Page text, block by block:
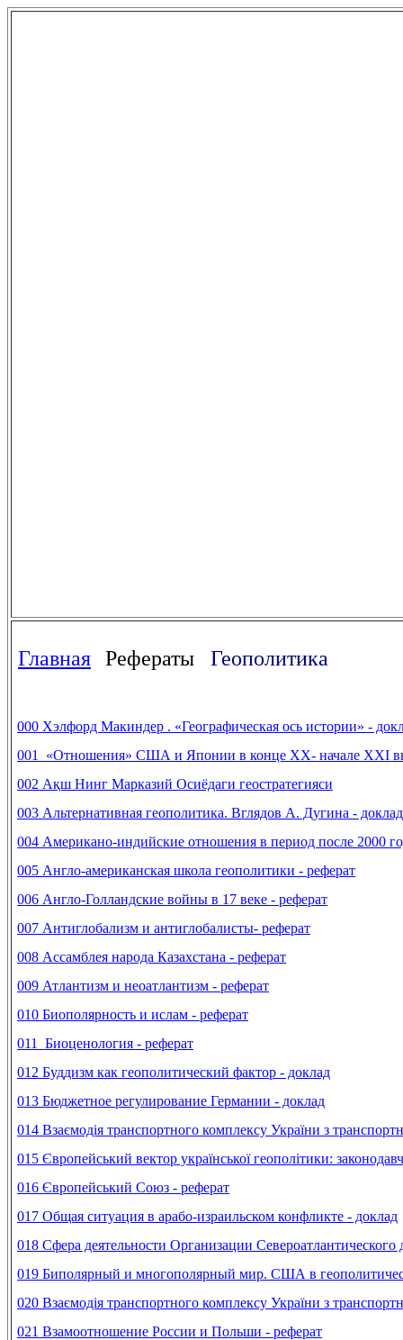
Главная Рефераты Геополитика
000 Хэлфорд Макиндер . «Географическая ось истории» -
001 «Отношения» США и Японии в конце XX- начале XXI
002 Ақш Нинг Марказий Осиёдаги геостратегияси
003 Альтернативная геополитика. Вглядов А. Дугина - доклад
004 Американо-индийские отношения в период после 2000
005 Англо-американская школа геополитики - реферат
006 Англо-Голландские войны в 17 веке - реферат
007 Антиглобализм и антиглобалисты- реферат
008 Ассамблея народа Казахстана - реферат
009 Атлантизм и неоатлантизм - реферат
010 Биополярность и ислам - реферат
011 Биоценология - реферат
012 Буддизм как геополитический фактор - доклад
013 Бюджетное регулирование Германии - доклад
014 Взаємодія транспортного комплексу України з
015 Європейський вектор української геополітики:
016 Європейський Союз - реферат
017 Общая ситуация в арабо-израильском конфликте - доклад
018 Сфера деятельности Организации
019 Биполярный и многополярный мир. США в
020 Взаємодія транспортного комплексу України з
021 Взамоотношение России и Польши - реферат